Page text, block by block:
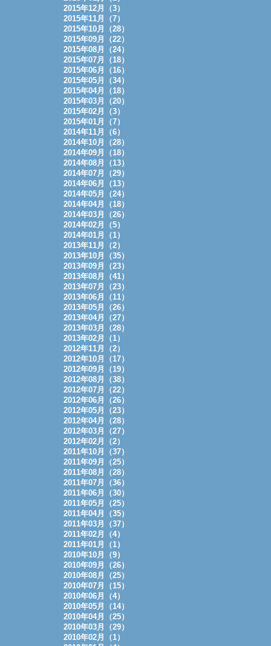
2015年12月（3）
2015年11月（7）
2015年10月（28）
2015年09月（22）
2015年08月（24）
2015年07月（18）
2015年06月（16）
2015年05月（34）
2015年04月（18）
2015年03月（20）
2015年02月（3）
2015年01月（7）
2014年11月（6）
2014年10月（28）
2014年09月（18）
2014年08月（13）
2014年07月（29）
2014年06月（13）
2014年05月（24）
2014年04月（18）
2014年03月（26）
2014年02月（5）
2014年01月（1）
2013年11月（2）
2013年10月（35）
2013年09月（23）
2013年08月（41）
2013年07月（23）
2013年06月（11）
2013年05月（26）
2013年04月（27）
2013年03月（28）
2013年02月（1）
2012年11月（2）
2012年10月（17）
2012年09月（19）
2012年08月（38）
2012年07月（22）
2012年06月（26）
2012年05月（23）
2012年04月（28）
2012年03月（27）
2012年02月（2）
2011年10月（37）
2011年09月（25）
2011年08月（28）
2011年07月（36）
2011年06月（30）
2011年05月（25）
2011年04月（35）
2011年03月（37）
2011年02月（4）
2011年01月（1）
2010年10月（9）
2010年09月（26）
2010年08月（25）
2010年07月（15）
2010年06月（4）
2010年05月（14）
2010年04月（25）
2010年03月（29）
2010年02月（1）